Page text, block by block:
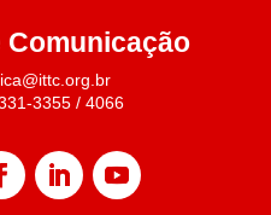
3355 / 4066